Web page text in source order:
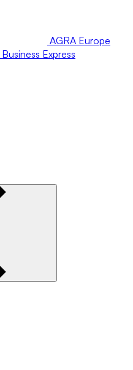
AGRA Europe
Business Express